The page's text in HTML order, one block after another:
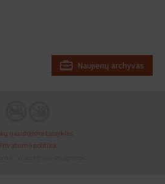
menininkai atkreipia dėmesį, kad
turi savo ritmą ir lankymo tvarką
tam tikru metu. Viliamės, kad per du
Naujienų archyvas
naudojimo taisyklės
Privatumo politika